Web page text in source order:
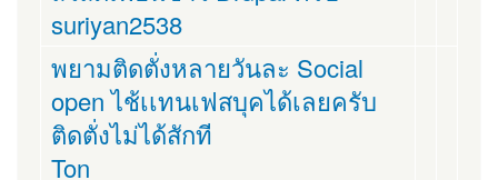
suriyan2538
พยามติดตั่งหลายวันละ Social
open ไช้เเทนเฟสบุคได้เลยครับ
ติดตั่งไม่ได้สักที
Ton